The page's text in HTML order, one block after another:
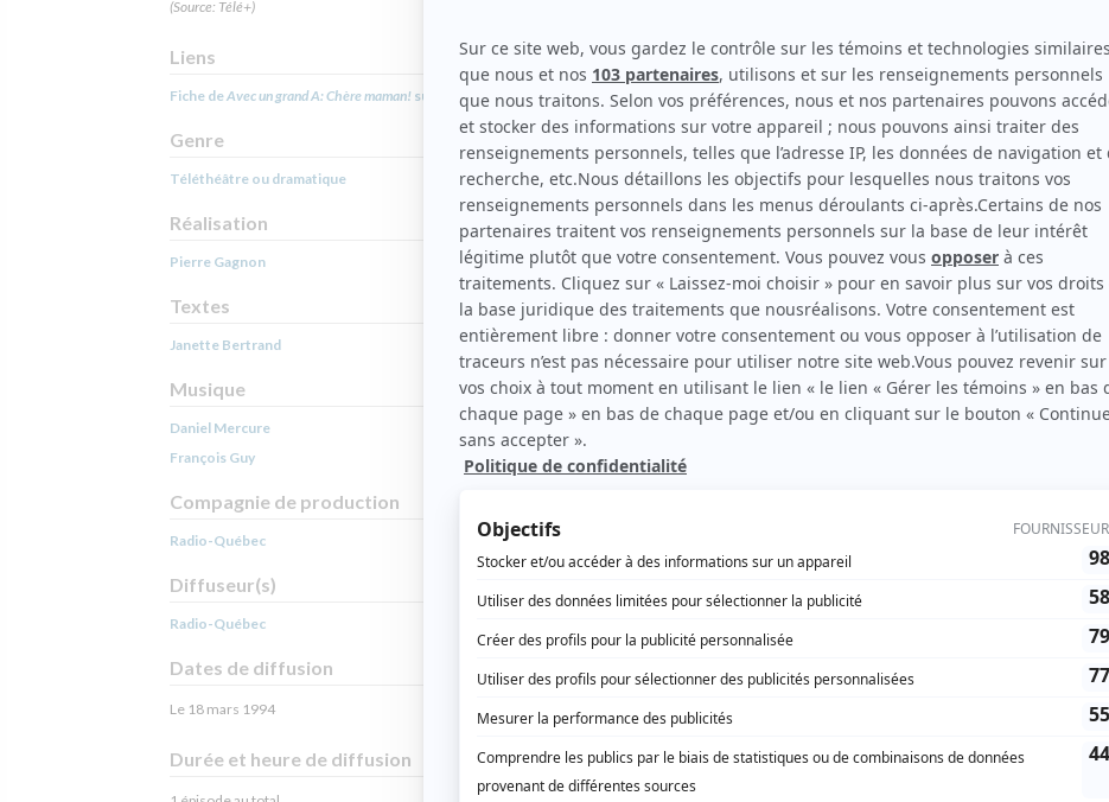
(Source: Télé+)
Liens
Fiche deAvec un grand A: Chère maman! sur Showbizz.net
Genre
Téléthéâtre ou dramatique
Réalisation
Pierre Gagnon
Textes
Janette Bertrand
Musique
Daniel Mercure
François Guy
Compagnie de production
Radio-Québec
Diffuseur(s)
Radio-Québec
Dates de diffusion
Le 18 mars 1994
Durée et heure de diffusion